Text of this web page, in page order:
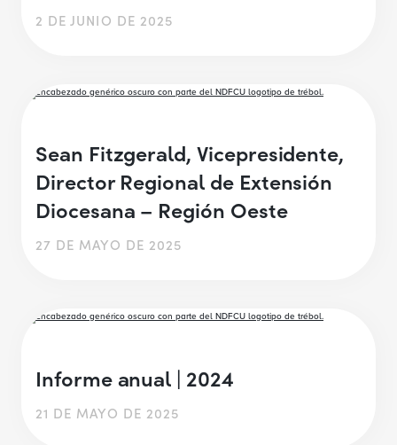
2 DE JUNIO DE 2025
Sean Fitzgerald, Vicepresidente,
Director Regional de Extensión
Diocesana – Región Oeste
27 DE MAYO DE 2025
Informe anual | 2024
21 DE MAYO DE 2025